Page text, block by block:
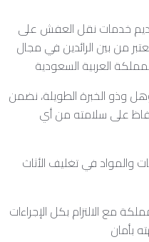
خدمات نقل العفش على
من بين الرائدين في مجال
وذو الخبرة الطويلة، نضمن
على سلامته من أي
والمواد في تغليف الأثاث
مع الالتزام بكل الإجراءات